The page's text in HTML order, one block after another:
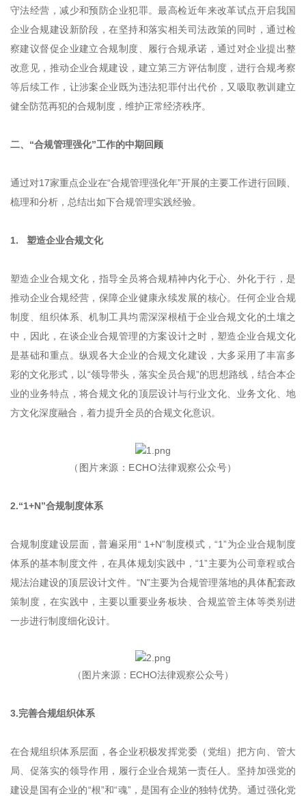
守法经营，减少和预防企业犯罪。最高检近年来改革试点开启我国
企业合规建设新阶段，在坚持和落实相关司法政策的同时，通过检
察建议督促企业建立合规制度、履行合规承诺，通过对企业提出整
改意见，推动企业合规建设，建立第三方评估制度，进行合规考察
等后续工作，让涉案企业既为违法犯罪付出代价，又吸取教训建立
健全防范再犯的合规制度，维护正常经济秩序。
二、“合规管理强化”工作的中期回顾
通过对17家重点企业在“合规管理强化年”开展的主要工作进行回顾、
梳理和分析，总结出如下合规管理实践经验。
1. 塑造企业合规文化
塑造企业合规文化，指导全员将合规精神内化于心、外化于行，是
推动企业合规经营，保障企业健康永续发展的核心。任何企业合规
制度、组织体系、机制工具均需深深根植于企业合规文化的土壤之
中，因此，在谈企业合规管理的方案设计之时，塑造企业合规文化
是基础和重点。纵观各大企业的合规文化建设，大多采用了丰富多
彩的文化形式，以“领导带头，落实全员合规”的思想路线，结合本企
业的业务特点，将合规文化的顶层设计与行业文化、业务文化、地
方文化深度融合，着力提升全员的合规文化意识。
（图片来源：ECHO法律观察公众号）
2.“1+N”合规制度体系
合规制度建设层面，普遍采用“ 1+N”制度模式，“1”为企业合规制度
体系的基本制度文件，在具体规划实践中，“1”主要为公司章程或合
规法治建设的顶层设计文件。“N”主要为合规管理落地的具体配套政
策制度，在实践中，主要以重要业务板块、合规监管主体等类别进
一步进行制度细化设计。
（图片来源：ECHO法律观察公众号）
3.完善合规组织体系
在合规组织体系层面，各企业积极发挥党委（党组）把方向、管大
局、促落实的领导作用，履行企业合规第一责任人。坚持加强党的
建设是国有企业的“根”和“魂”，是国有企业的独特优势。通过强化党